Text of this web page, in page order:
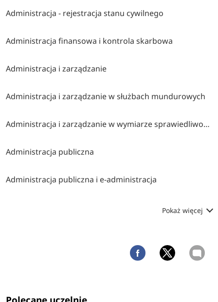
Administracja - rejestracja stanu cywilnego
Administracja finansowa i kontrola skarbowa
Administracja i zarządzanie
Administracja i zarządzanie w służbach mundurowych
Administracja i zarządzanie w wymiarze sprawiedliwości i instytucjach pomocniczych
Administracja publiczna
Administracja publiczna i e-administracja
Pokaż więcej